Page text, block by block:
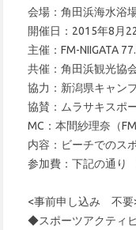
会場：角田浜海水浴
開催日：2015年8月
主催：FM-NIIGATA
共催：角田浜観光協
協力：新潟県キャン
協賛：ムラサキスポ
MC：本間紗理奈（
内容：ビーチでのス
参加費：下記の通り
<事前申し込み 不要
◆スポーツアクティ